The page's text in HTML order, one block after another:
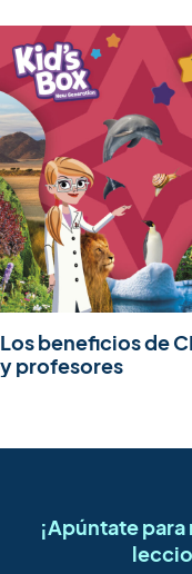
Los beneficios de
y profesores
¡Apúntate